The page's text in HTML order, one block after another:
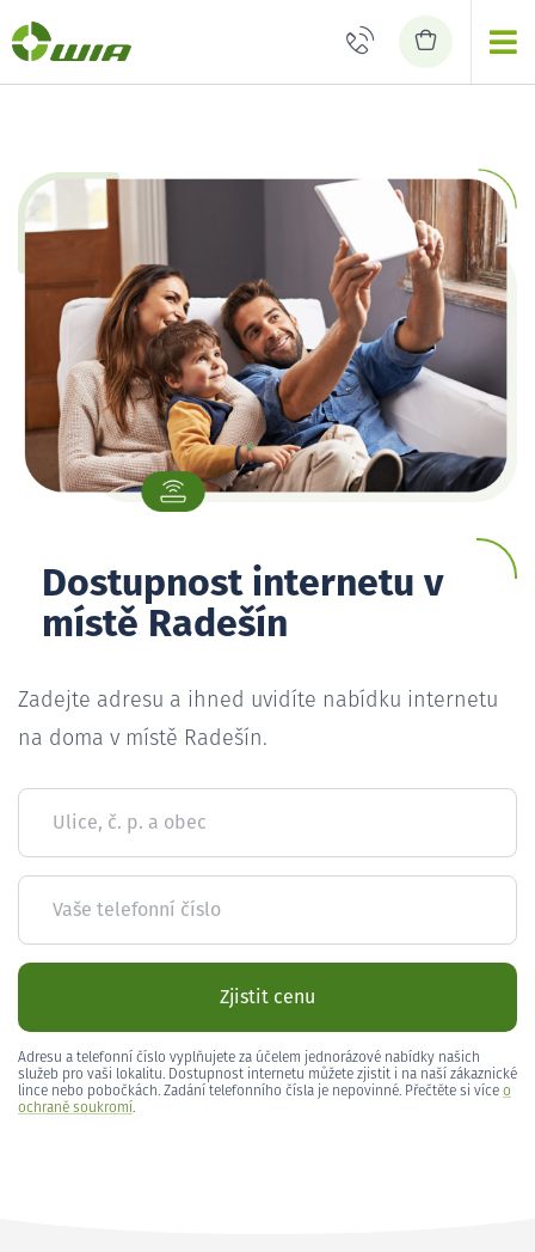
Dostupnost internetu v
místě Radešín
Zadejte adresu a ihned uvidíte nabídku internetu
na doma v místě Radešín.
Ulice, č. p. a obec
Vaše telefonní číslo
Zjistit cenu
Adresu a telefonní číslo vyplňujete za účelem jednorázové nabídky našich
služeb pro vaši lokalitu. Dostupnost internetu můžete zjistit i na naší zákaznické
lince nebo pobočkách. Zadání telefonního čísla je nepovinné. Přečtěte si více o
ochraně soukromí.